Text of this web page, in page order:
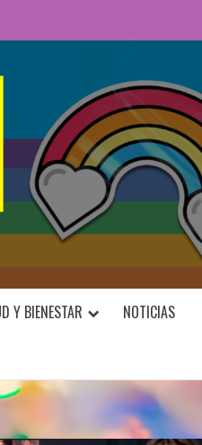
Y BIENESTAR NOTICIAS